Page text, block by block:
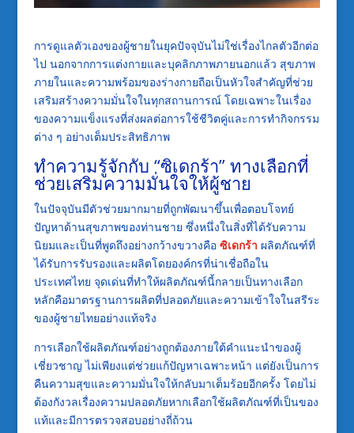
การดูแลตัวเองของผู้ชายในยุคปัจจุบันไม่ใช่เรื่องไกลตัวอีกต่อ
ไป นอกจากการแต่งกายและบุคลิกภาพภายนอกแล้ว สุขภาพ
ภายในและความพร้อมของร่างกายถือเป็นหัวใจสำคัญที่ช่วย
เสริมสร้างความมั่นใจในทุกสถานการณ์ โดยเฉพาะในเรื่อง
ของความแข็งแรงที่ส่งผลต่อการใช้ชีวิตคู่และการทำกิจกรรม
ต่าง ๆ อย่างเต็มประสิทธิภาพ
ทำความรู้จักกับ “ซิเดกร้า” ทางเลือกที่
ช่วยเสริมความมั่นใจให้ผู้ชาย
ในปัจจุบันมีตัวช่วยมากมายที่ถูกพัฒนาขึ้นเพื่อตอบโจทย์
ปัญหาด้านสุขภาพของท่านชาย ซึ่งหนึ่งในสิ่งที่ได้รับความ
นิยมและเป็นที่พูดถึงอย่างกว้างขวางคือ ซิเดกร้า ผลิตภัณฑ์ที่
ได้รับการรับรองและผลิตโดยองค์กรที่น่าเชื่อถือใน
ประเทศไทย จุดเด่นที่ทำให้ผลิตภัณฑ์นี้กลายเป็นทางเลือก
หลักคือมาตรฐานการผลิตที่ปลอดภัยและความเข้าใจในสรีระ
ของผู้ชายไทยอย่างแท้จริง
การเลือกใช้ผลิตภัณฑ์อย่างถูกต้องภายใต้คำแนะนำของผู้
เชี่ยวชาญ ไม่เพียงแต่ช่วยแก้ปัญหาเฉพาะหน้า แต่ยังเป็นการ
คืนความสุขและความมั่นใจให้กลับมาเต็มร้อยอีกครั้ง โดยไม่
ต้องกังวลเรื่องความปลอดภัยหากเลือกใช้ผลิตภัณฑ์ที่เป็นของ
แท้และมีการตรวจสอบอย่างถี่ถ้วน